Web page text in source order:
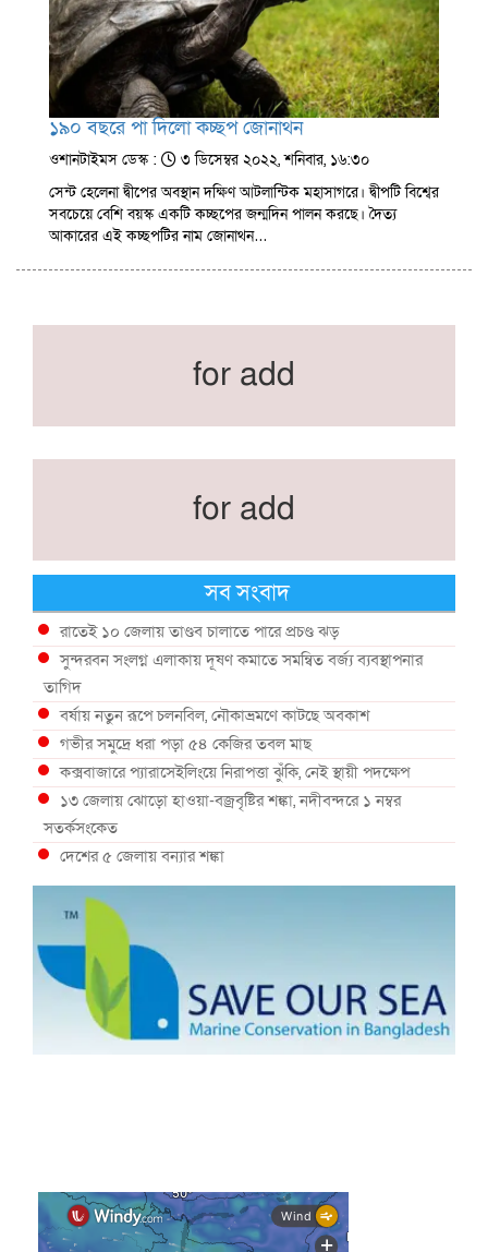
১৯০ বছরে পা দিলো কচ্ছপ জোনাথন
ওশানটাইমস ডেস্ক :
৩ ডিসেম্বর ২০২২, শনিবার, ১৬:৩০
সেন্ট হেলেনা দ্বীপের অবস্থান দক্ষিণ আটলান্টিক মহাসাগরে। দ্বীপটি বিশ্বের
সবচেয়ে বেশি বয়স্ক একটি কচ্ছপের জন্মদিন পালন করছে। দৈত্য
আকারের এই কচ্ছপটির নাম জোনাথন…
for add
for add
সব সংবাদ
রাতেই ১০ জেলায় তাণ্ডব চালাতে পারে প্রচণ্ড ঝড়
সুন্দরবন সংলগ্ন এলাকায় দূষণ কমাতে সমন্বিত বর্জ্য ব্যবস্থাপনার
তাগিদ
বর্ষায় নতুন রূপে চলনবিল, নৌকাভ্রমণে কাটছে অবকাশ
গভীর সমুদ্রে ধরা পড়া ৫৪ কেজির তবল মাছ
কক্সবাজারে প্যারাসেইলিংয়ে নিরাপত্তা ঝুঁকি, নেই স্থায়ী পদক্ষেপ
১৩ জেলায় ঝোড়ো হাওয়া-বজ্রবৃষ্টির শঙ্কা, নদীবন্দরে ১ নম্বর
সতর্কসংকেত
দেশের ৫ জেলায় বন্যার শঙ্কা
দেশের বিভিন্ন অঞ্চলে বজ্রবৃষ্টির আভাস, ঢাকার আকাশও মেঘলা
আগস্টে টানা বৃষ্টি ও বন্যার আভাস, সাগরে একাধিক লঘুচাপের শঙ্কা
স্বস্তি ও শঙ্কার পূর্বাভাস দিল আবহাওয়া